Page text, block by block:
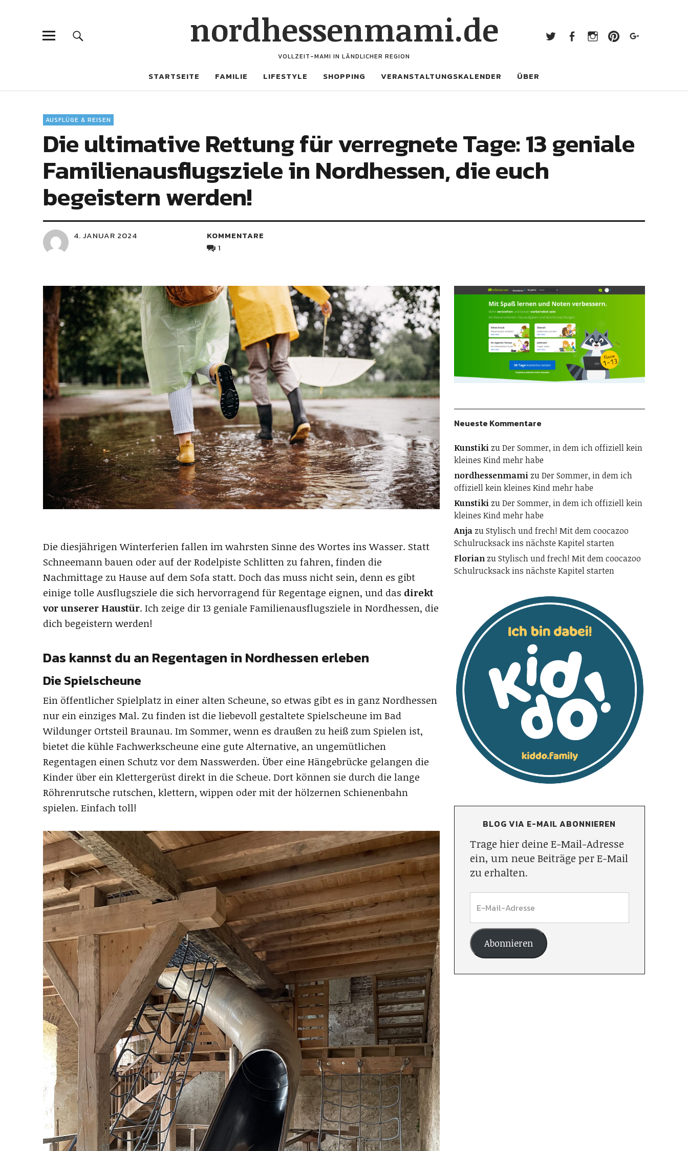
nordhessenmami.de
VOLLZEIT-MAMI IN LÄNDLICHER REGION
STARTSEITE FAMILIE LIFESTYLE SHOPPING VERANSTALTUNGSKALENDER ÜBER
AUSFLÜGE & REISEN
Die ultimative Rettung für verregnete Tage: 13 geniale
Familienausflugsziele in Nordhessen, die euch
begeistern werden!
4. JANUAR 2024
KOMMENTARE
1
Die diesjährigen Winterferien fallen im wahrsten Sinne des Wortes ins Wasser. Statt
Schneemann bauen oder auf der Rodelpiste Schlitten zu fahren, finden die
Nachmittage zu Hause auf dem Sofa statt. Doch das muss nicht sein, denn es gibt
einige tolle Ausflugsziele die sich hervorragend für Regentage eignen, und das direkt
vor unserer Haustür. Ich zeige dir 13 geniale Familienausflugsziele in Nordhessen, die
dich begeistern werden!
Das kannst du an Regentagen in Nordhessen erleben
Die Spielscheune
Ein öffentlicher Spielplatz in einer alten Scheune, so etwas gibt es in ganz Nordhessen
nur ein einziges Mal. Zu finden ist die liebevoll gestaltete Spielscheune im Bad
Wildunger Ortsteil Braunau. Im Sommer, wenn es draußen zu heiß zum Spielen ist,
bietet die kühle Fachwerkscheune eine gute Alternative, an ungemütlichen
Regentagen einen Schutz vor dem Nasswerden. Über eine Hängebrücke gelangen die
Kinder über ein Klettergerüst direkt in die Scheue. Dort können sie durch die lange
Röhrenrutsche rutschen, klettern, wippen oder mit der hölzernen Schienenbahn
spielen. Einfach toll!
Neueste Kommentare
KunstikizuDer Sommer, in dem ich offiziell kein
kleines Kind mehr habe
nordhessenmamizuDer Sommer, in dem ich
offiziell kein kleines Kind mehr habe
KunstikizuDer Sommer, in dem ich offiziell kein
kleines Kind mehr habe
AnjazuStylisch und frech! Mit dem coocazoo
Schulrucksack ins nächste Kapitel starten
FlorianzuStylisch und frech! Mit dem coocazoo
Schulrucksack ins nächste Kapitel starten
BLOG VIA E-MAIL ABONNIEREN
Trage hier deine E-Mail-Adresse
ein, um neue Beiträge per E-Mail
zu erhalten.
Abonnieren